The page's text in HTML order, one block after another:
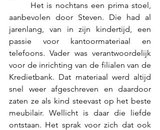
aanbevolen door Steven. Die had al
jarenlang, van in zijn kindertijd, een
passie voor kantoormateriaal en
telefoons. Vader was verantwoordelijk
voor de inrichting van de filialen van de
Kredietbank. Dat materiaal werd altijd
snel weer afgeschreven en daardoor
zaten ze als kind steevast op het beste
meubilair. Wellicht is daar die liefde
ontstaan. Het sprak voor zich dat ook